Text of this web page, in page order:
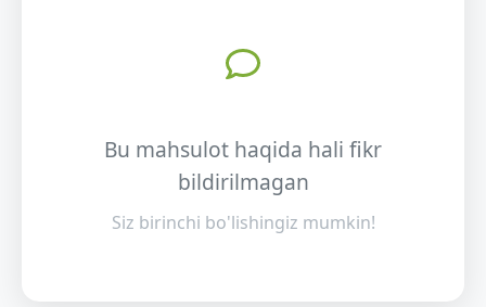
Bu mahsulot haqida hali fikr
bildirilmagan
Siz birinchi bo'lishingiz mumkin!